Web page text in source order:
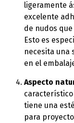
ligeramente
excelente
de nudos
Esto es
necesita una
en el
Aspecto
tiene una
para